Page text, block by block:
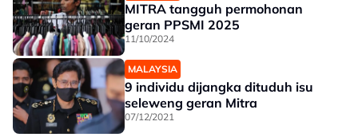
MITRA tangguh permohonan
geran PPSMI 2025
11/10/2024
MALAYSIA
9 individu dijangka dituduh isu
seleweng geran Mitra
07/12/2021